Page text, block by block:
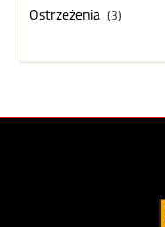
Ostrzeżenia (3)